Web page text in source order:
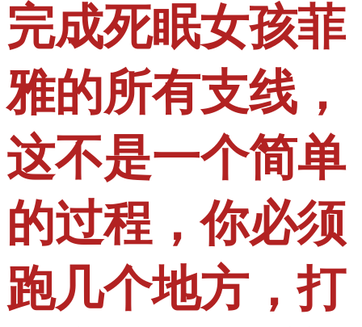
完成死眠女孩菲
雅的所有支线，
这不是一个简单
的过程，你必须
跑几个地方，打